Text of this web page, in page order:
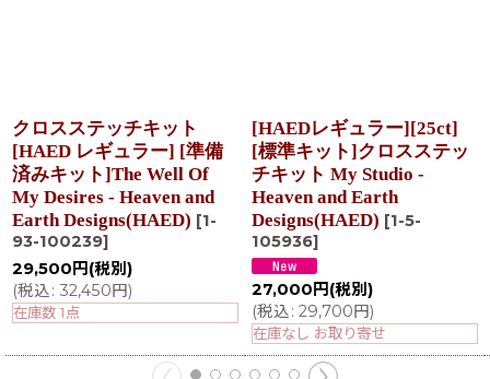
クロスステッチキット
[HAED レギュラー] [準備
済みキット]The Well Of
My Desires - Heaven and
Earth Designs(HAED) [1-
93-100239]
29,500 円 (税別)
(税込: 32,450円)
在庫数 1点
[HAEDレギュラー][25ct]
[標準キット]クロスステッ
チキット My Studio -
Heaven and Earth
Designs(HAED) [1-5-
105936]
27,000 円 (税別)
(税込: 29,700円)
在庫なし お取り寄せ